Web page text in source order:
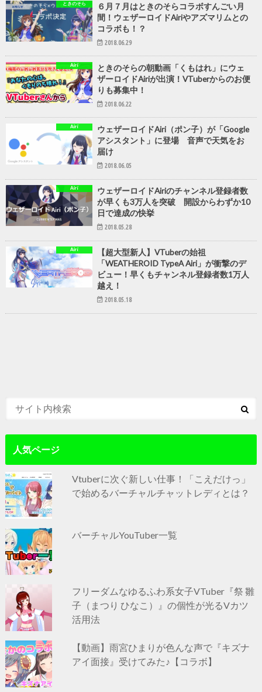
ときのそら
６月７月はときのそらコラボすんごい月
間！ウェザーロイドAiriやアズマリムとの
コラボも！？
2018.06.29
Airi
ときのそらの朝動画「くもはれ」にウェ
ザーロイドAiriが出演！VTuberからのお便
りも募集中！
2018.06.22
Airi
ウェザーロイドAiri（ポン子）が「Google
アシスタント」に登場 音声で天気をお
届け
2018.06.05
Airi
ウェザーロイドAiriのチャンネル登録者数
が早くも3万人を突破 開設からわずか10
日で達成の快挙
2018.05.28
Airi
【超大型新人】VTuberの始祖
「WEATHEROID TypeA Airi」が衝撃のデ
ビュー！早くもチャンネル登録者数1万人
越え！
2018.05.18
人気ページ
Vtuberに次ぐ新しい仕事！「こえだけっ」
で始めるバーチャルチャットレディとは？
バーチャルYouTuber一覧
フリーダムなゆるふわ系女子VTuber『祭 雛
子（まつり ひなこ）』の個性が光るVカツ
活用法
【動画】雨宮ひまりが色んな声で『キズナ
アイ面接』受けてみた♪【コラボ】